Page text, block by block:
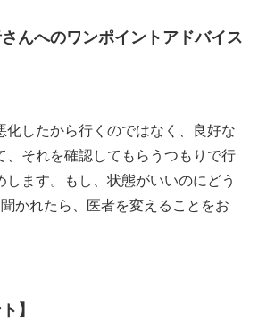
んへのワンポイントアドバイス
化したから行くのではなく、良好な
、それを確認してもらうつもりで行
します。もし、状態がいいのにどう
かれたら、医者を変えることをお
】